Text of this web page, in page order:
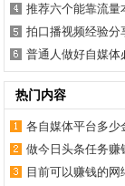
推荐六个能靠流量
拍口播视频经验分
普通人做好自媒体
热门内容
各自媒体平台多少
做今日头条任务赚
目前可以赚钱的